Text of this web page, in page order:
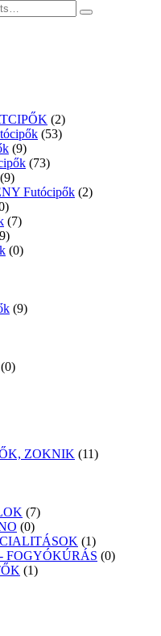
(2)
(53)
(9)
(73)
(9)
Futócipők (2)
(7)
(0)
(9)
(0)
ZOKNIK (11)
(7)
(0)
(1)
FOGYÓKÚRÁS (0)
(1)